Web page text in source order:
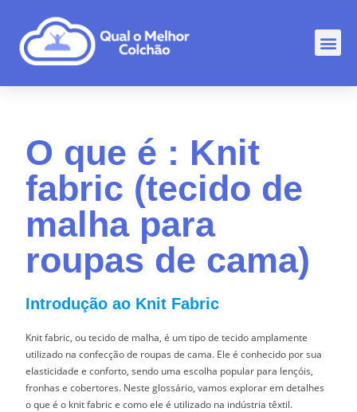
O que é : Knit
fabric (tecido de
malha para
roupas de cama)
Introdução ao Knit Fabric
Knit fabric, ou tecido de malha, é um tipo de tecido amplamente
utilizado na confecção de roupas de cama. Ele é conhecido por sua
elasticidade e conforto, sendo uma escolha popular para lençóis,
fronhas e cobertores. Neste glossário, vamos explorar em detalhes
o que é o knit fabric e como ele é utilizado na indústria têxtil.